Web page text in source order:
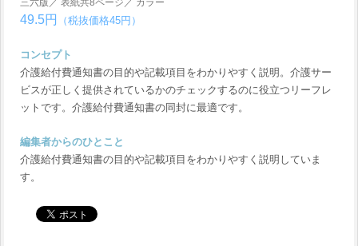
三六版／ 表紙共8ページ／ カラー
49.5円 （税抜価格45円）
コンセプト
介護給付費通知書の目的や記載項目をわかりやすく説明。介護サー
ビスが正しく提供されているかのチェックするのに役立つリーフレ
ットです。介護給付費通知書の同封に最適です。
編集者からのひとこと
介護給付費通知書の目的や記載項目をわかりやすく説明していま
す。